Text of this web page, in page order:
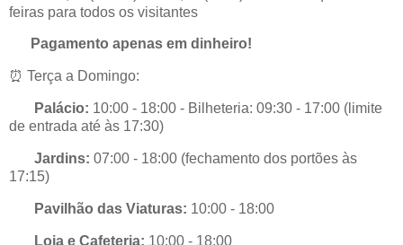
feiras para todos os visitantes
Pagamento apenas em dinheiro!
⏰ Terça a Domingo:
Palácio: 10:00 - 18:00 - Bilheteria: 09:30 - 17:00 (limite
de entrada até às 17:30)
Jardins: 07:00 - 18:00 (fechamento dos portões às
17:15)
Pavilhão das Viaturas: 10:00 - 18:00
Loja e Cafeteria: 10:00 - 18:00